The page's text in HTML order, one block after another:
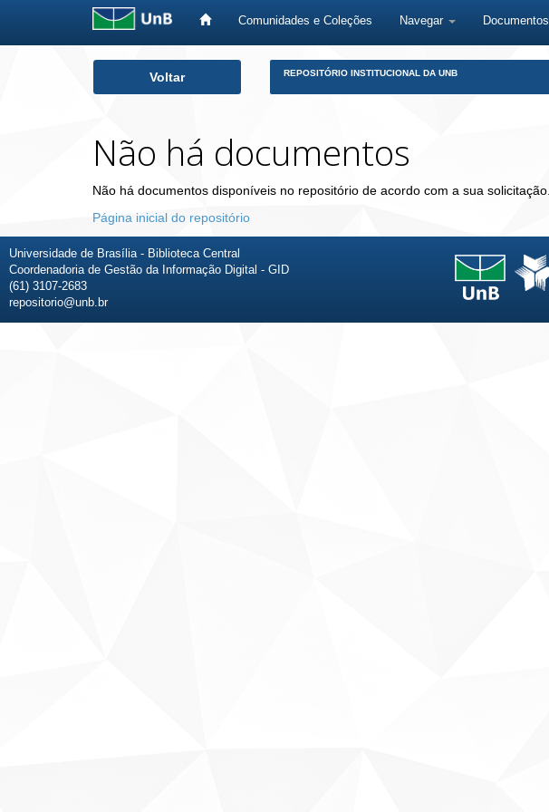
Comunidades e Coleções Navegar Documentos
Voltar REPOSITÓRIO INSTITUCIONAL DA UNB
Não há documentos
Não há documentos disponíveis no repositório de acordo com a sua solicitação.
Página inicial do repositório
Universidade de Brasília - Biblioteca Central
Coordenadoria de Gestão da Informação Digital - GID
(61) 3107-2683
repositorio@unb.br